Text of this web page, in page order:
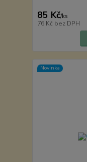
85 Kč/ks
76 Kč bez DPH
Novinka